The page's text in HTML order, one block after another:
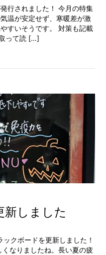
行されました！ 今月の特集
温が安定せず、寒暖差が激
すいそうです。 対策も記載
って読 […]
新しました
クボードを更新しました！
なりましたね。長い夏の疲